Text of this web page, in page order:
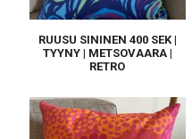
RUUSU SININEN 400 SEK |
TYYNY | METSOVAARA |
RETRO